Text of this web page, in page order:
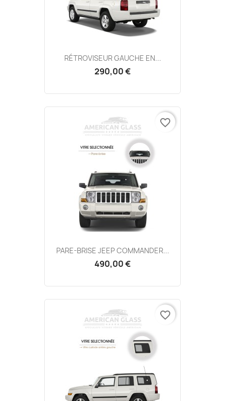
RÉTROVISEUR GAUCHE EN...
290,00 €
PARE-BRISE JEEP COMMANDER...
490,00 €
favorite_border
favorite_border